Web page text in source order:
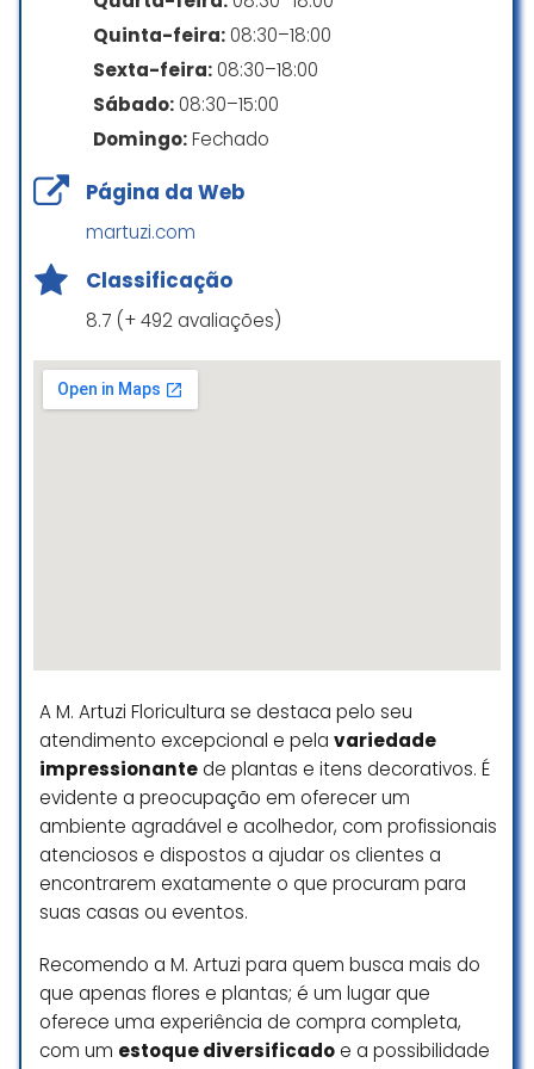
Atendimento excelente, práticos,
Amei a qualidade !
Ótimo serviço, pessoal super
prestativo, deu tudo certo e amei
muita facilidade nas formas de
pagamentos! Recomendo a
Floricultura Campinas Flores pra
todos de Campinas e regiões
Paulista. Olha que minha
experiência foi online. Sou de
Goiânia GO
Quinta-feira: 08:30–18:00
Sexta-feira: 08:30–18:00
Sábado: 08:30–15:00
Domingo:Fechado
Página da Web
martuzi.com
Classificação
8.7 (+ 492 avaliações)
A M. Artuzi Floricultura se destaca pelo seu
atendimento excepcional e pela variedade
impressionantede plantas e itens decorativos. É
evidente a preocupação em oferecer um
ambiente agradável e acolhedor, com profissionais
atenciosos e dispostos a ajudar os clientes a
encontrarem exatamente o que procuram para
suas casas ou eventos.
Recomendo a M. Artuzi para quem busca mais do
que apenas flores e plantas; é um lugar que
oferece uma experiência de compra completa,
com um estoque diversificado e a possibilidade